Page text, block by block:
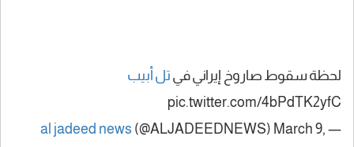
لحظة سقوط صاروخ إيراني في تل أبيب
pic.twitter.com/4bPdTK2yfC
—
al jadeed news (@ALJADEEDNEWS) March 9,